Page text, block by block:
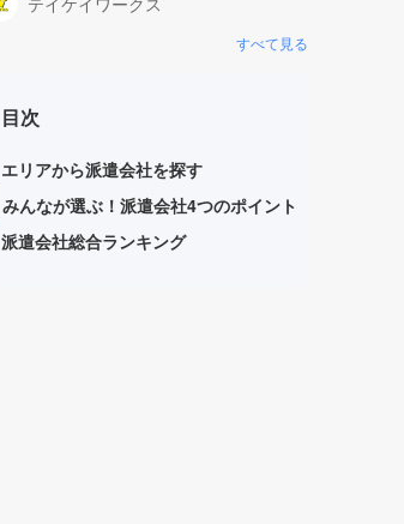
すべて見る
目次
エリアから派遣会社を探す
みんなが選ぶ！派遣会社4つのポイント
派遣会社総合ランキング